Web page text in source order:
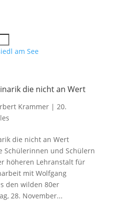
die nicht an Wert
Krammer| 20.
die nicht an Wert
Schülerinnen und Schülern
höheren Lehranstalt für
mit Wolfgang
den wilden 80er
28. November...